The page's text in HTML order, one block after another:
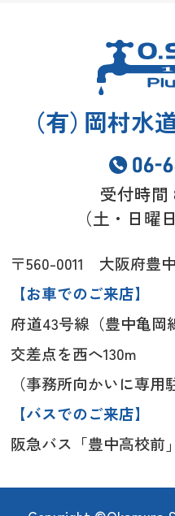
（有） 岡村水
受付時間
（土・日曜
〒560-0011 大阪府豊
【お車でのご来店】
府道43号線（豊中亀岡
交差点を西へ130m
（事務所向かいに専用
【バスでのご来店】
阪急バス「豊中高校前